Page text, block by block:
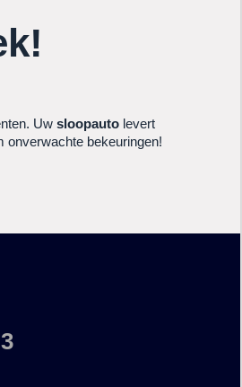
Uw sloopauto levert
onverwachte bekeuringen!
3